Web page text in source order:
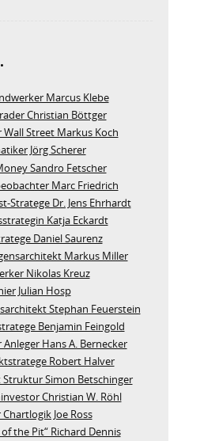
Marcus Klebe
Christian Böttger
Street Markus Koch
Jörg Scherer
Sandro Fetscher
Marc Friedrich
Stratege Dr. Jens Ehrhardt
Katja Eckardt
Daniel Saurenz
Markus Miller
Nikolas Kreuz
Julian Hosp
Stephan Feuerstein
Benjamin Feingold
Hans A. Bernecker
Robert Halver
Simon Betschinger
Christian W. Röhl
Joe Ross
of the Pit“ Richard Dennis